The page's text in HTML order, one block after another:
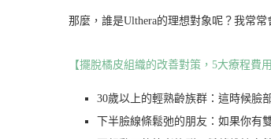
那麼，誰是Ulthera的理想對象呢？我常常
【擺脫橘皮組織的改善對策，5大療程費
30歲以上的輕熟齡族群：這時候臉
下半臉線條鬆弛的朋友：如果你有